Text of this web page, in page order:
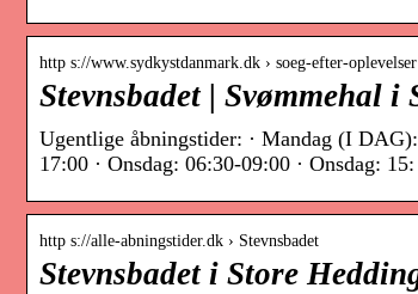
http s://www.sydkystdanmark.dk › soeg-efter-oplevelser
Stevnsbadet | Svømmehal i
Ugentlige åbningstider: · Mandag (I
17:00 · Onsdag: 06:30-09:00 · Onsdag:
http s://alle-abningstider.dk › Stevnsbadet
Stevnsbadet i Store